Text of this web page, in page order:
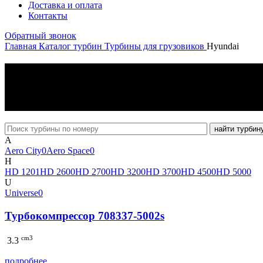
Доставка и оплата
Контакты
Обратный звонок
Главная Каталог турбин Турбины для грузовиков Hyundai
найти
A
Aero City0Aero Space0
H
HD 1201HD 2600HD 2700HD 3200HD 3700HD 4500HD 5000
U
Universe0
Турбокомпрессор 708337-5002s
3.3 cm3
подробнее